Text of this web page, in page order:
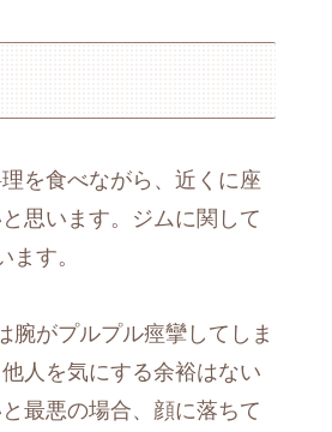
を食べながら、近くに座
思います。ジムに関して
す。
腕がプルプル痙攣してしま
人を気にする余裕はない
最悪の場合、顔に落ちて